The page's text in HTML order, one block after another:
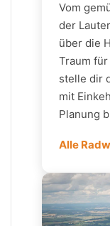
Vom
der
über die
Traum
stelle dir
mit
Planung
Alle